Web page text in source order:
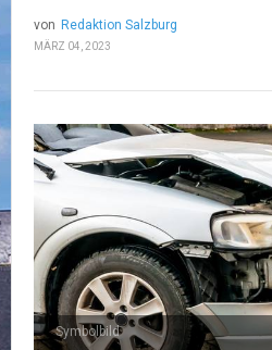
von Redaktion Salzburg
MÄRZ 04, 2023
Symbolbild